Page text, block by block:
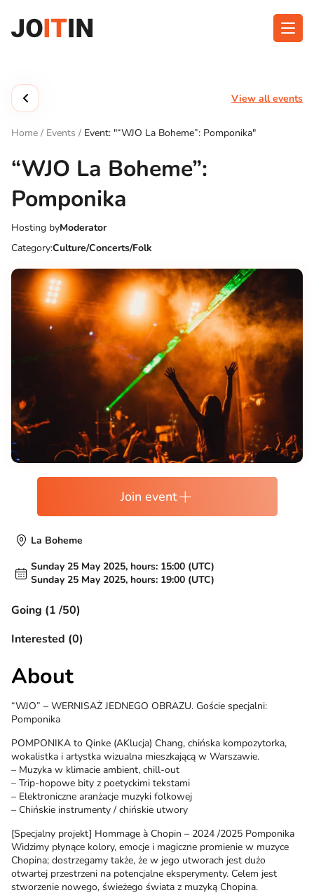
content
Get the App:
View all events
Home / Events / Event: "“WJO La Boheme”: Pomponika"
“WJO La Boheme”:
Pomponika
Hosting byModerator
Category:Culture/Concerts/Folk
Join event
La Boheme
Sunday 25 May 2025, hours: 15:00 (UTC)
Sunday 25 May 2025, hours: 19:00 (UTC)
Going (1 /50)
Interested (0)
About
“WJO” – WERNISAŻ JEDNEGO OBRAZU. Goście specjalni:
Pomponika
POMPONIKA to Qinke (AKlucja) Chang, chińska kompozytorka,
wokalistka i artystka wizualna mieszkającą w Warszawie.
– Muzyka w klimacie ambient, chill-out
– Trip-hopowe bity z poetyckimi tekstami
– Elektroniczne aranżacje muzyki folkowej
– Chińskie instrumenty / chińskie utwory
[Specjalny projekt] Hommage à Chopin – 2024 /2025 Pomponika
Widzimy płynące kolory, emocje i magiczne promienie w muzyce
Chopina; dostrzegamy także, że w jego utworach jest dużo
otwartej przestrzeni na potencjalne eksperymenty. Celem jest
stworzenie nowego, świeżego świata z muzyką Chopina.